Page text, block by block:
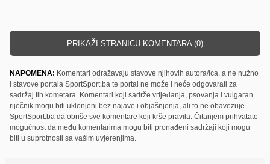
PRIKAŽI STRANICU KOMENTARA (0)
NAPOMENA: Komentari odražavaju stavove njihovih autora/ica, a ne nužno
i stavove portala SportSport.ba te portal ne može i neće odgovarati za
sadržaj tih kometara. Komentari koji sadrže vrijeđanja, psovanja i vulgaran
riječnik mogu biti uklonjeni bez najave i objašnjenja, ali to ne obavezuje
SportSport.ba da obriše sve komentare koji krše pravila. Čitanjem prihvatate
mogućnost da među komentarima mogu biti pronađeni sadržaji koji mogu
biti u suprotnosti sa vašim uvjerenjima.